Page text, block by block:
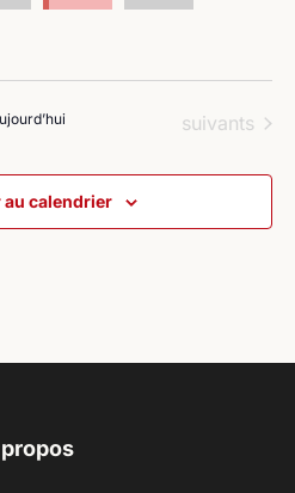
Évènements
suivants
au calendrier